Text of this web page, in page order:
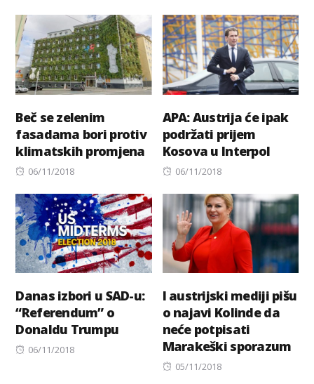
Beč se zelenim
fasadama bori protiv
klimatskih promjena
Posted
06/11/2018
APA: Austrija će ipak
podržati prijem
Kosova u Interpol
Posted
06/11/2018
Danas izbori u SAD-u:
“Referendum” o
Donaldu Trumpu
Posted
06/11/2018
I austrijski mediji pišu
o najavi Kolinde da
neće potpisati
Marakeški sporazum
Posted
05/11/2018